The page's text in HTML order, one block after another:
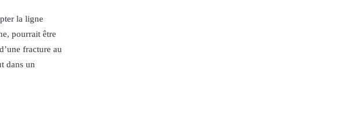
la ligne
pourrait être
fracture au
dans un